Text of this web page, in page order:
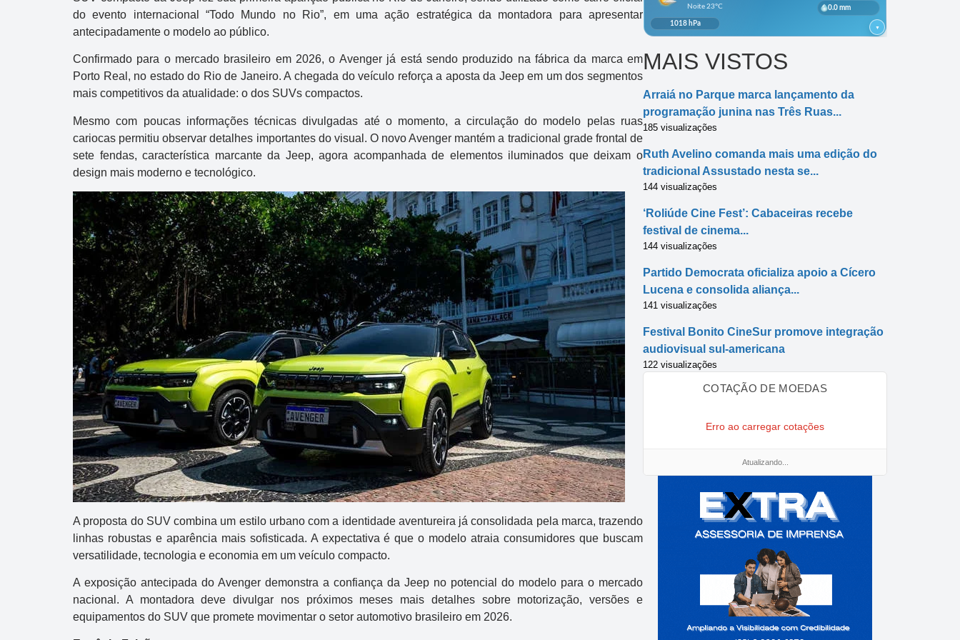
do evento internacional “Todo Mundo no Rio”, em uma ação estratégica da montadora para apresentar
antecipadamente o modelo ao público.
Confirmado para o mercado brasileiro em 2026, o Avenger já está sendo produzido na fábrica da marca em
Porto Real, no estado do Rio de Janeiro. A chegada do veículo reforça a aposta da Jeep em um dos segmentos
mais competitivos da atualidade: o dos SUVs compactos.
Mesmo com poucas informações técnicas divulgadas até o momento, a circulação do modelo pelas ruas
cariocas permitiu observar detalhes importantes do visual. O novo Avenger mantém a tradicional grade frontal de
sete fendas, característica marcante da Jeep, agora acompanhada de elementos iluminados que deixam o
design mais moderno e tecnológico.
A proposta do SUV combina um estilo urbano com a identidade aventureira já consolidada pela marca, trazendo
linhas robustas e aparência mais sofisticada. A expectativa é que o modelo atraia consumidores que buscam
versatilidade, tecnologia e economia em um veículo compacto.
A exposição antecipada do Avenger demonstra a confiança da Jeep no potencial do modelo para o mercado
nacional. A montadora deve divulgar nos próximos meses mais detalhes sobre motorização, versões e
equipamentos do SUV que promete movimentar o setor automotivo brasileiro em 2026.
MAIS VISTOS
Arraiá no Parque marca lançamento da
programação junina nas Três Ruas...
185 visualizações
Ruth Avelino comanda mais uma edição do
tradicional Assustado nesta se...
144 visualizações
‘Roliúde Cine Fest’: Cabaceiras recebe
festival de cinema...
144 visualizações
Partido Democrata oficializa apoio a Cícero
Lucena e consolida aliança...
141 visualizações
Festival Bonito CineSur promove integração
audiovisual sul-americana
122 visualizações
COTAÇÃO DE MOEDAS
Erro ao carregar cotações
Atualizando...